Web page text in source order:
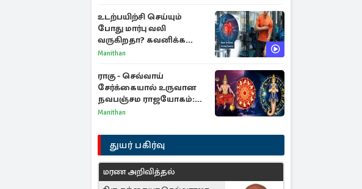
உடற்பயிற்சி செய்யும்
போது மார்பு வலி
வருகிறதா? கவனிக்க
வேண்டிய எச்சரிக்கை
Manithan
ராகு - செவ்வாய்
சேர்க்கையால் உருவான
நவபஞ்சம ராஜயோகம்:
அதிர்ஷ்டம் பெறும் 3
Manithan
துயர் பகிர்வு
மரண அறிவித்தல்